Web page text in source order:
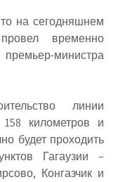
на сегодняшнем
временно
министра
линии
158 километров и
будет проходить
Гагаузии –
Конгазчик и